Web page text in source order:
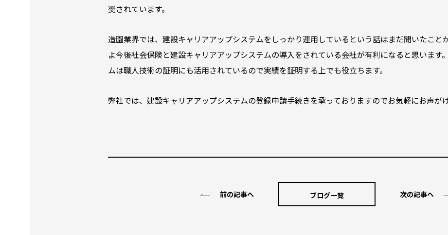
奨されています。
造園業界では、建設キャリアアップシステムをしっかり運用しているという話はまだ聞いたこと
よ今後社会保険と建設キャリアアップシステムの導入をされている会社が有利になると思います
ムは職人技術の証明にも活用されているので実績を証明する上でも役立ちます。
弊社では、建設キャリアアップシステムの登録申請手続きを承っておりますのでお気軽にお声が
前の記事へ ブログ一覧 次の記事へ